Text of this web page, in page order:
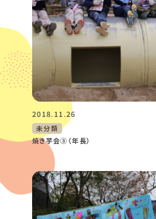
2018.11.26
未分類
焼き芋会③（年長）